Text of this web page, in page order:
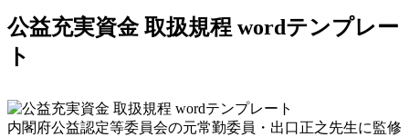
公益充実資金 取扱規程 wordテンプレー
ト
内閣府公益認定等委員会の元常勤委員・出口正之先生に監修